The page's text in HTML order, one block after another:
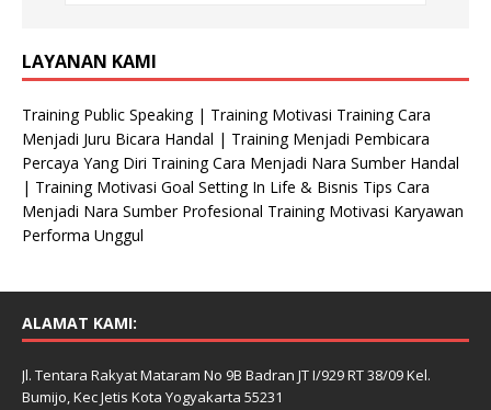
LAYANAN KAMI
Training Public Speaking | Training Motivasi Training Cara
Menjadi Juru Bicara Handal | Training Menjadi Pembicara
Percaya Yang Diri Training Cara Menjadi Nara Sumber Handal
| Training Motivasi Goal Setting In Life & Bisnis Tips Cara
Menjadi Nara Sumber Profesional Training Motivasi Karyawan
Performa Unggul
ALAMAT KAMI:
Jl. Tentara Rakyat Mataram No 9B Badran JT I/929 RT 38/09 Kel.
Bumijo, Kec Jetis Kota Yogyakarta 55231